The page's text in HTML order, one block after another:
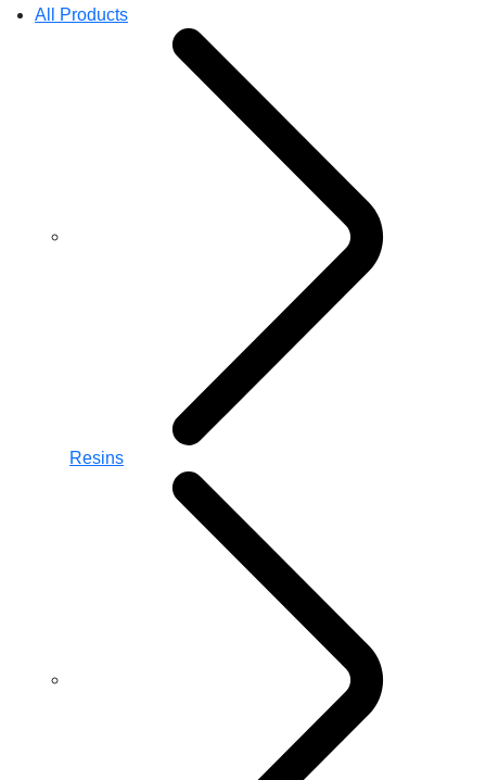
All Products
Resins